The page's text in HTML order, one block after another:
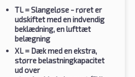
TL= Slangeløse - røret er
udskiftet med en indvendig
beklædning, en lufttæt
belægning
XL= Dæk med en ekstra,
større belastningkapacitet
ud over